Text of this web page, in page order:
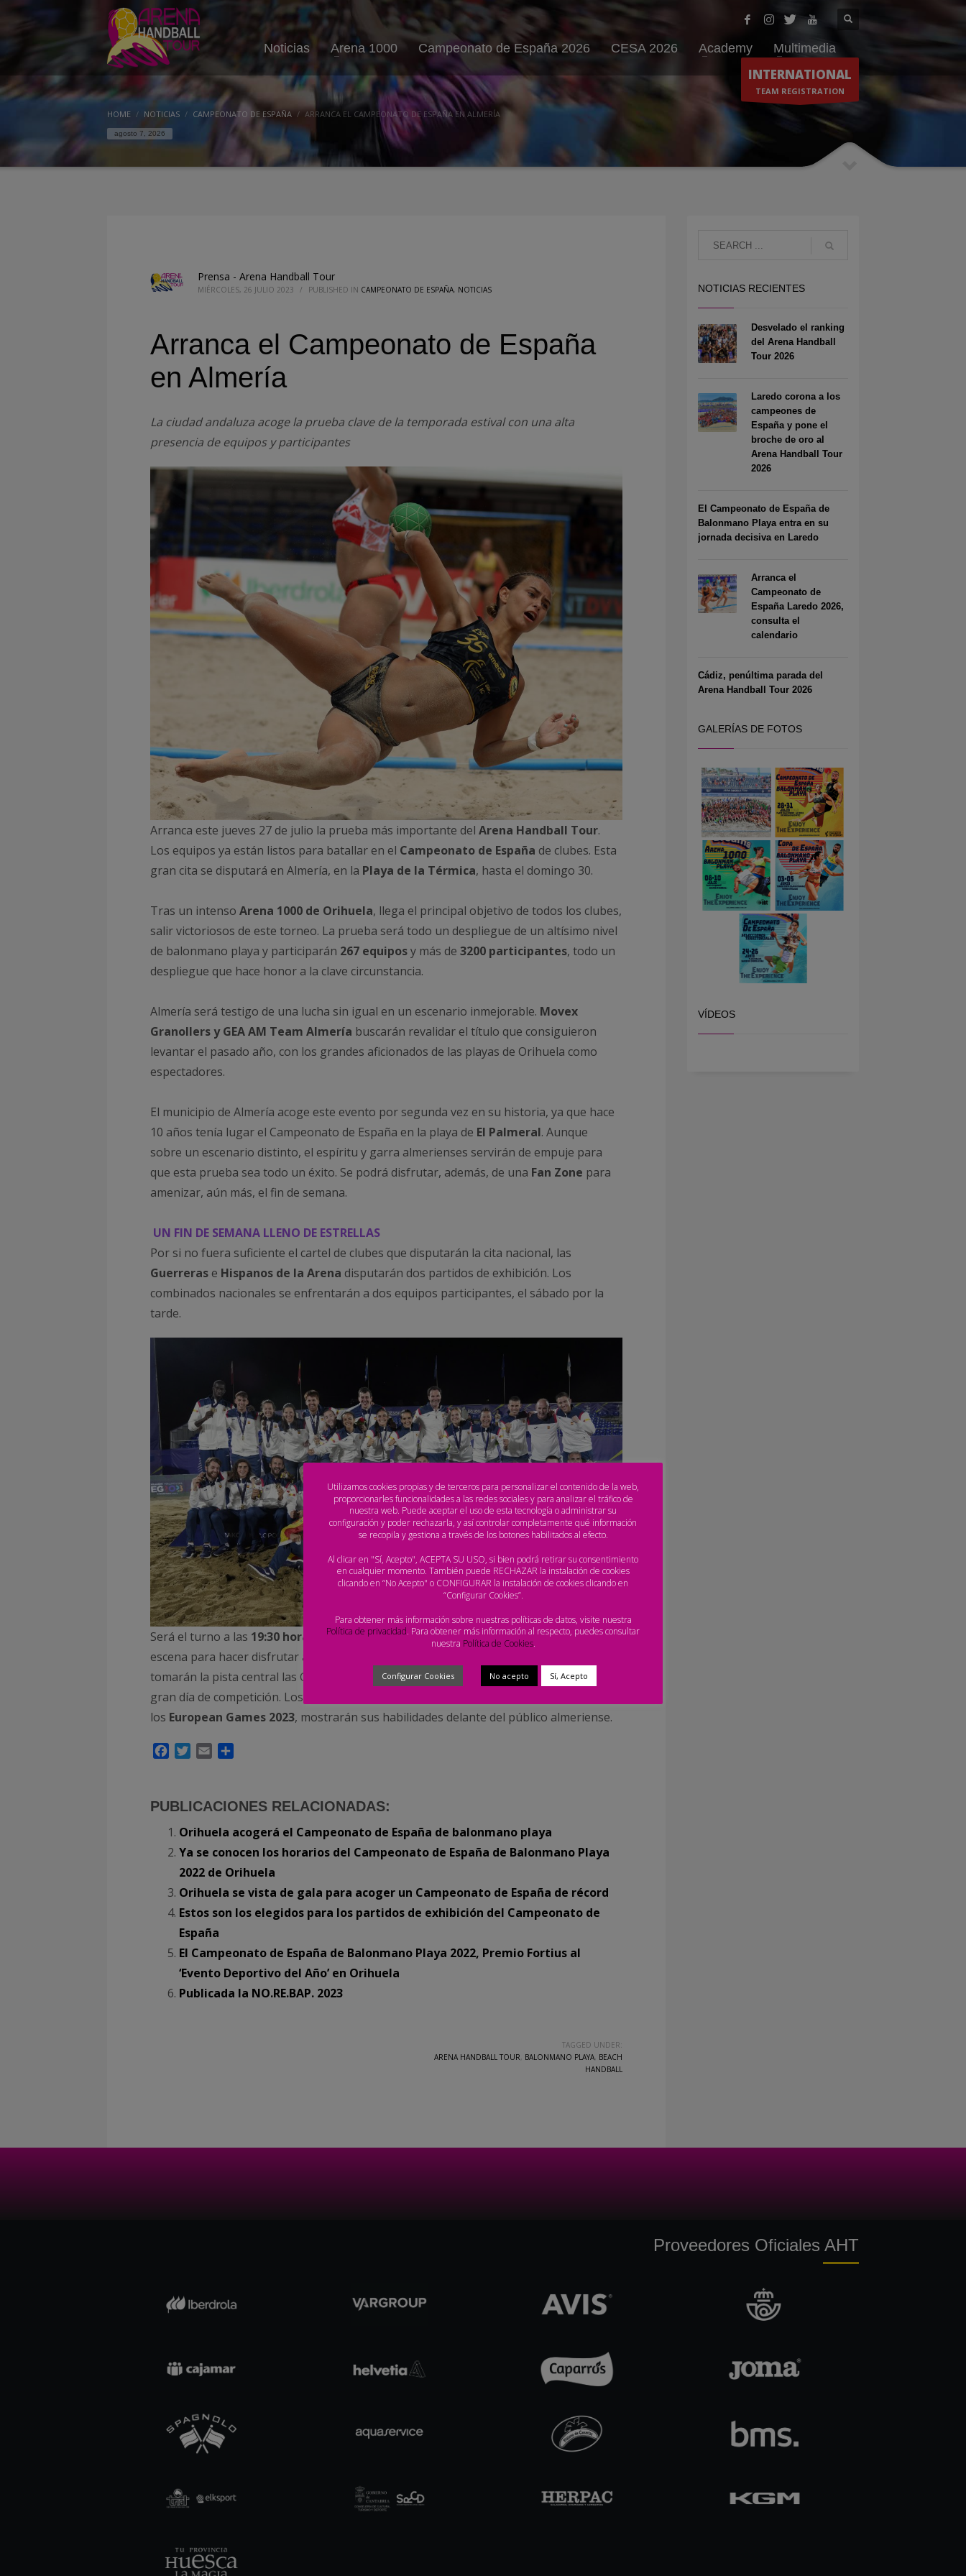
Noticias Arena 1000 Campeonato de España 2026 CESA 2026 Academy Multimedia
INTERNATIONAL
TEAM REGISTRATION
HOME NOTICIAS CAMPEONATO DE ESPAÑA ARRANCA EL CAMPEONATO DE ESPAÑA EN ALMERÍA
agosto 7, 2026
Prensa - Arena Handball Tour
MIÉRCOLES, 26 JULIO 2023 / PUBLISHED IN CAMPEONATO DE ESPAÑA, NOTICIAS
Arranca el Campeonato de España
en Almería
La ciudad andaluza acoge la prueba clave de la temporada estival con una alta
presencia de equipos y participantes
Arranca este jueves 27 de julio la prueba más importante delArena Handball Tour.
Los equipos ya están listos para batallar en el Campeonato de España de clubes. Esta
gran cita se disputará en Almería, en la Playa de la Térmica, hasta el domingo 30.
Tras un intensoArena 1000 de Orihuela, llega el principal objetivo de todos los clubes,
salir victoriosos de este torneo. La prueba será todo un despliegue de un altísimo nivel
de balonmano playa y participarán 267 equiposy más de3200 participantes, todo un
despliegue que hace honor a la clave circunstancia.
Almería será testigo de una lucha sin igual en un escenario inmejorable. Movex
Granollers y GEA AM Team Almería buscarán revalidar el título que consiguieron
levantar el pasado año, con los grandes aficionados de las playas de Orihuela como
espectadores.
El municipio de Almería acoge este evento por segunda vez en su historia, ya que hace
10 años tenía lugar el Campeonato de España en la playa de El Palmeral. Aunque
sobre un escenario distinto, el espíritu y garra almerienses servirán de empuje para
que esta prueba sea todo un éxito. Se podrá disfrutar, además, de una Fan Zone para
amenizar, aún más, el fin de semana.
UN FIN DE SEMANA LLENO DE ESTRELLAS
Por si no fuera suficiente el cartel de clubes que disputarán la cita nacional, las
Guerreras e Hispanos de la Arena disputarán dos partidos de exhibición. Los
combinados nacionales se enfrentarán a dos equipos participantes, el sábado por la
tarde.
Será el turno a las 19:30 horas
del conjunto masculino, que sacará a sus estrellas a
escena para hacer disfrutar a los presentes. No mucho mas tarde, a las
tomarán la pista central las Guerreras de la Arena, para poner el broche de oro a un
gran día de competición. Los que fueran medalla de
los European Games 2023, mostrarán sus habilidades delante del público almeriense.
FacebookTwitter
Email
PUBLICACIONES RELACIONADAS:
Orihuela acogerá el Campeonato de España de balonmano playa
Ya se conocen los horarios del Campeonato de España de Balonmano Playa
2022 de Orihuela
Orihuela se vista de gala para acoger un Campeonato de España de récord
Estos son los elegidos para los partidos de exhibición del Campeonato de
España
El Campeonato de España de Balonmano Playa 2022, Premio Fortius al
‘Evento Deportivo del Año’ en Orihuela
Publicada la NO.RE.BAP. 2023
TAGGED UNDER:
ARENA HANDBALL TOUR, BALONMANO PLAYA, BEACH
HANDBALL
NOTICIAS RECIENTES
Desvelado el ranking
del Arena Handball
Tour 2026
Laredo corona a los
campeones de
España y pone el
broche de oro al
Arena Handball Tour
2026
El Campeonato de España de
Balonmano Playa entra en su
jornada decisiva en Laredo
Arranca el
Campeonato de
España Laredo 2026,
consulta el
calendario
Cádiz, penúltima parada del
Arena Handball Tour 2026
GALERÍAS DE FOTOS
VÍDEOS
Proveedores Oficiales AHT
Utilizamos cookies propias y de terceros para personalizar el contenido de la web,
proporcionarles funcionalidades a las redes sociales y para analizar el tráfico de
nuestra web. Puede aceptar el uso de esta tecnología o administrar su
configuración y poder rechazarla, y así controlar completamente qué información
se recopila y gestiona a través de los botones habilitados al efecto.
Al clicar en "Sí, Acepto", ACEPTA SU USO, si bien podrá retirar su consentimiento
en cualquier momento. También puede RECHAZAR la instalación de cookies
clicando en “No Acepto" o CONFIGURAR la instalación de cookies clicando en
“Configurar Cookies”.
Para obtener más información sobre nuestras políticas de datos, visite nuestra
Política de privacidad. Para obtener más información al respecto, puedes consultar
nuestra Política de Cookies.
Configurar Cookies No acepto Sí, Acepto